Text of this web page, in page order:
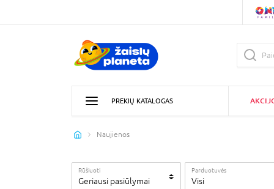
PREKIŲ KATALOGAS
Naujienos
Rūšiuoti
Geriausi pasiūlymai
Parduotuvės
Visi